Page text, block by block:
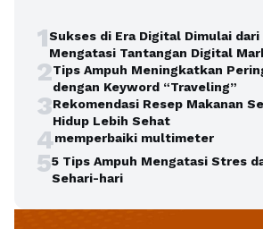
1Sukses di Era Digital Dimulai dari
Mengatasi Tantangan Digital
2Tips Ampuh Meningkatkan
dengan Keyword “Traveling”
3Rekomendasi Resep Makanan
Hidup Lebih Sehat
4memperbaiki multimeter
55 Tips Ampuh Mengatasi Stres
Sehari-hari